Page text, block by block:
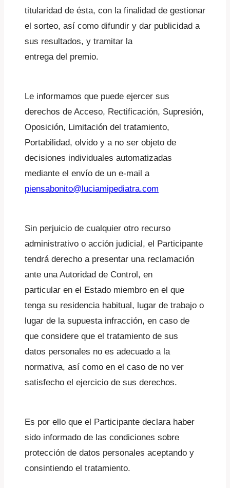
titularidad de ésta, con la finalidad de gestionar
el sorteo, así como difundir y dar publicidad a
sus resultados, y tramitar la
entrega del premio.
Le informamos que puede ejercer sus
derechos de Acceso, Rectificación, Supresión,
Oposición, Limitación del tratamiento,
Portabilidad, olvido y a no ser objeto de
decisiones individuales automatizadas
mediante el envío de un e-mail a
piensabonito@luciamipediatra.com
Sin perjuicio de cualquier otro recurso
administrativo o acción judicial, el Participante
tendrá derecho a presentar una reclamación
ante una Autoridad de Control, en
particular en el Estado miembro en el que
tenga su residencia habitual, lugar de trabajo o
lugar de la supuesta infracción, en caso de
que considere que el tratamiento de sus
datos personales no es adecuado a la
normativa, así como en el caso de no ver
satisfecho el ejercicio de sus derechos.
Es por ello que el Participante declara haber
sido informado de las condiciones sobre
protección de datos personales aceptando y
consintiendo el tratamiento.